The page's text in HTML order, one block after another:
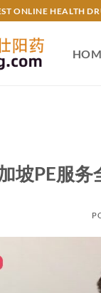
ONLINE HEALTH
坡PE服